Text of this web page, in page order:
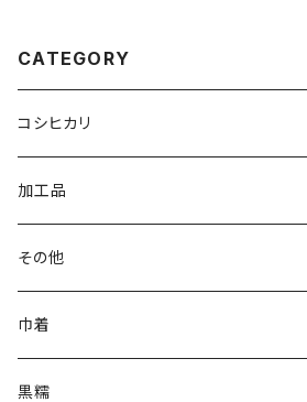
CATEGORY
コシヒカリ
加工品
その他
巾着
黒糯